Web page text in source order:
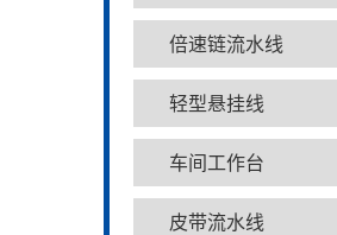
倍速链流水线
轻型悬挂线
车间工作台
皮带流水线